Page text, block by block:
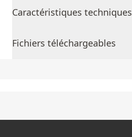
Caractéristiques techniques
Fichiers téléchargeables